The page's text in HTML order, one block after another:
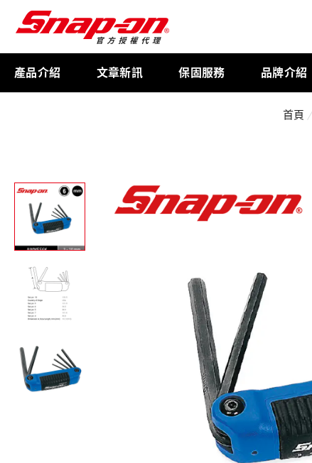
產品介紹
扭力扳手
文章新訊 保固服務 品牌介紹
首頁